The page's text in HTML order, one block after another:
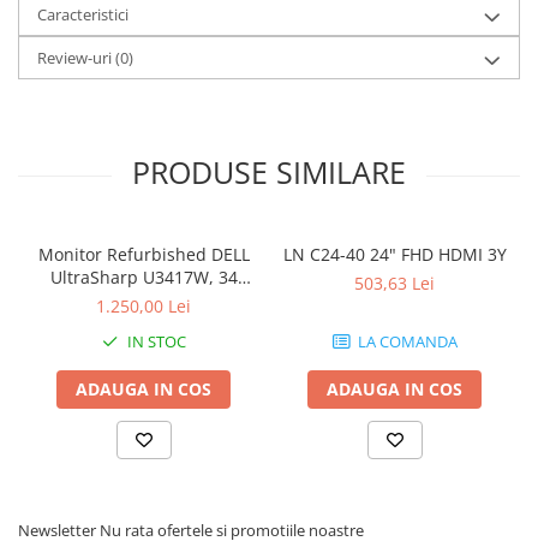
Componente All-in-One
Monitoare
Monitoare Renew
Servere
Hard Disk-uri SERVER
Accesorii server
Cabinete metalice
Carcase server
Memorii RAM Server
Procesoare server
Stabilizatoare de tensiune
Caracteristici
Review-uri(0)
PRODUSE SIMILARE
Monitor Refurbished DELL
UltraSharp U3417W, 34
inch, Curbat Ultrawide
1.250,00 Lei
IN STOC
ADAUGA IN COS
LN C24-40 24" FHD HDMI 3Y
503,63 Lei
LA COMANDA
ADAUGA IN COS
Newsletter Nu rata ofertele si promotiile noastre